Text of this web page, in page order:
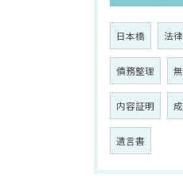
日本橋 法
債務整理
内容証明
遺言書